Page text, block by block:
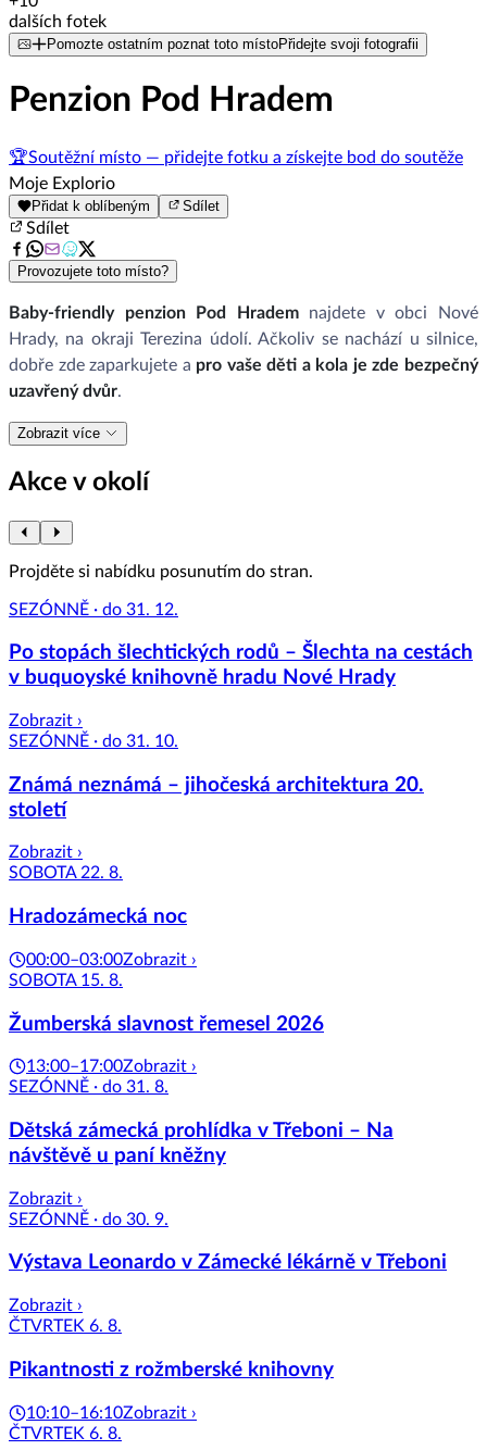
dalších fotek
Pomozte ostatním poznat toto místoPřidejte svoji fotografii
Penzion Pod Hradem
🏆Soutěžní místo — přidejte fotku a získejte bod do soutěže
Moje Explorio
Přidat k oblíbeným Sdílet
Sdílet
Provozujete toto místo?
Baby-friendly penzion Pod Hrademnajdete v obci Nové
Hrady, na okraji Terezina údolí. Ačkoliv se nachází u silnice,
dobře zde zaparkujete a pro vaše děti a kola je zde bezpečný
uzavřený dvůr.
Zobrazit více
Akce v okolí
Projděte si nabídku posunutím do stran.
SEZÓNNĚ · do 31. 12.
Po stopách šlechtických rodů – Šlechta na cestách
v buquoyské knihovně hradu Nové Hrady
Zobrazit ›
SEZÓNNĚ · do 31. 10.
Známá neznámá – jihočeská architektura 20.
století
Zobrazit ›
SOBOTA 22. 8.
Hradozámecká noc
00:00–03:00Zobrazit ›
SOBOTA 15. 8.
Žumberská slavnost řemesel 2026
13:00–17:00Zobrazit ›
SEZÓNNĚ · do 31. 8.
Dětská zámecká prohlídka v Třeboni – Na
návštěvě u paní kněžny
Zobrazit ›
SEZÓNNĚ · do 30. 9.
Výstava Leonardo v Zámecké lékárně v Třeboni
Zobrazit ›
ČTVRTEK 6. 8.
Pikantnosti z rožmberské knihovny
10:10–16:10Zobrazit ›
ČTVRTEK 6. 8.